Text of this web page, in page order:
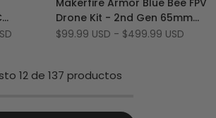
la
lista
de
a
comparar
Makerfire Armor Blue Bee FPV
Drone Kit - 2nd Gen 65mm
Micro Racing Quadcopter
Precio
$99.99 USD - $499.99 USD
12de 137 productos